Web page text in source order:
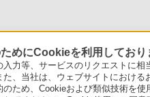
めにCookieを利用しており
力等、サービスのリクエストに
、当社は、ウェブサイトにおけ
ため、Cookieおよび類似技術を